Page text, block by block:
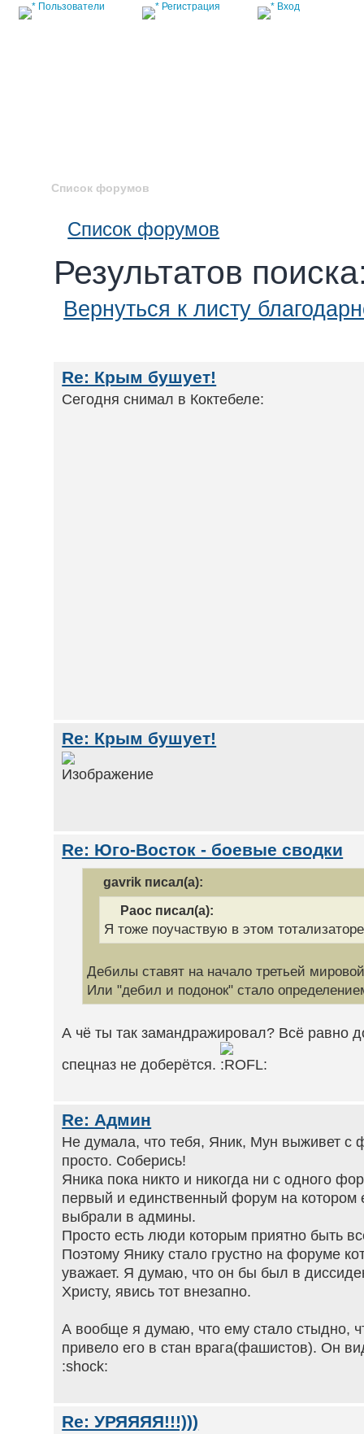
Пользователи Регистрация Вход
Список форумов
Список форумов
Результатов
Вернуться к листу
Re: Крым бушует!
Сегодня снимал в Коктебеле:
Re: Крым бушует!
Re: Юго-Восток - боевые сводки
gavrik писал(а):
Раос писал(а):
Я тоже поучаствую в этом
Дебилы ставят на начало третьей
Или "дебил и подонок" стало
А чё ты так замандражировал? Всё равно
спецназ не доберётся.
Re: Админ
Не думала, что тебя, Яник, Мун выживет с
просто. Соберись!
Яника пока никто и никогда ни с одного
первый и единственный форум на котором
выбрали в админы.
Просто есть люди которым приятно быть
Поэтому Янику стало грустно на форуме
уважает. Я думаю, что он бы был в
Христу, явись тот внезапно.
А вообще я думаю, что ему стало стыдно,
привело его в стан врага(фашистов). Он
:shock:
Re: УРЯЯЯЯ!!!)))